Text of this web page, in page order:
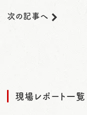
次の記事へ
現場レポート一覧